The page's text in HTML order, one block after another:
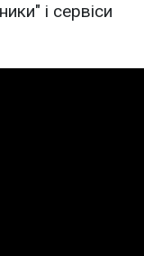
і сервіси